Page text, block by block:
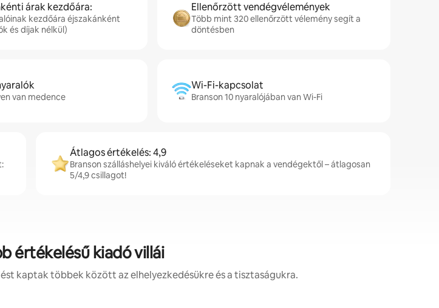
árak kezdőára:
kezdőára éjszakánként
és díjak nélkül)
Ellenőrzött vendégvélemények
Több mint 320 ellenőrzött vélemény segít a
döntésben
van medence
Wi-Fi-kapcsolat
Branson 10 nyaralójában van Wi-Fi
Átlagos értékelés: 4,9
Branson szálláshelyei kiváló értékeléseket kapnak a vendégektől – átlagosan
5/4,9 csillagot!
értékelésű kiadó villái
kaptak többek között az elhelyezkedésükre és a tisztaságukra.